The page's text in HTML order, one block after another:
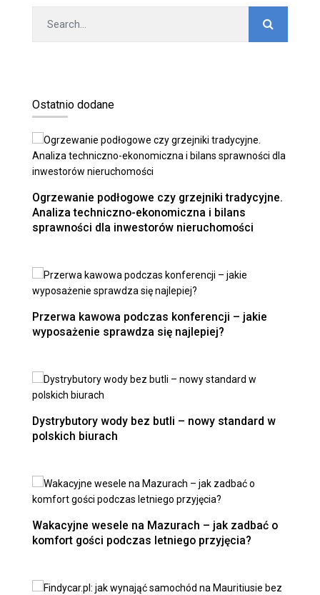
Ostatnio dodane
Ogrzewanie podłogowe czy grzejniki tradycyjne.
Analiza techniczno-ekonomiczna i bilans
sprawności dla inwestorów nieruchomości
Przerwa kawowa podczas konferencji – jakie
wyposażenie sprawdza się najlepiej?
Dystrybutory wody bez butli – nowy standard w
polskich biurach
Wakacyjne wesele na Mazurach – jak zadbać o
komfort gości podczas letniego przyjęcia?